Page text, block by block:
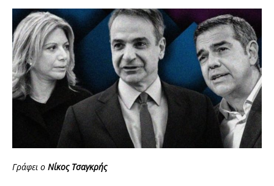
Γράφει ο Νίκος Τσαγκρής